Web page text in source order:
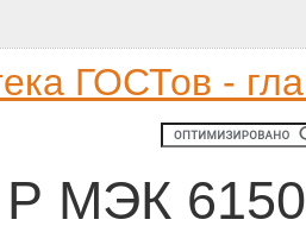
ГОСТов -
МЭК